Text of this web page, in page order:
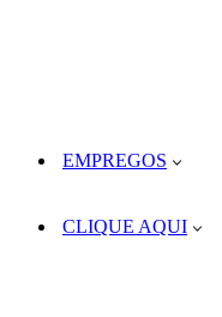
EMPREGOS
CLIQUE AQUI